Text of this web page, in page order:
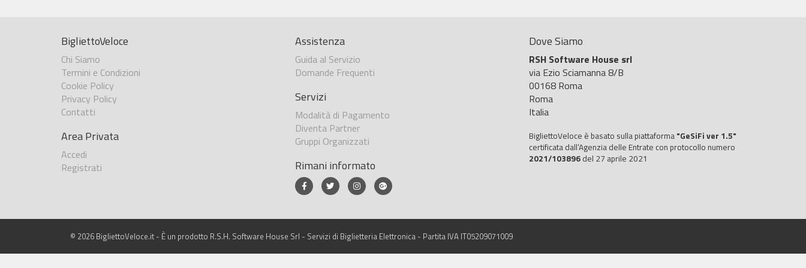
BigliettoVeloce
Chi Siamo
Termini e Condizioni
Cookie Policy
Privacy Policy
Contatti
Area Privata
Accedi
Registrati
Assistenza
Guida al Servizio
Domande Frequenti
Servizi
Modalità di Pagamento
Diventa Partner
Gruppi Organizzati
Rimani informato
Dove Siamo
RSH Software House srl
via Ezio Sciamanna 8/B
00168 Roma
Roma
Italia
BigliettoVeloce è basato sulla piattaforma "GeSiFi ver 1.5"
certificata dall’Agenzia delle Entrate con protocollo numero
2021/103896 del 27 aprile 2021
© 2026 BigliettoVeloce.it - È un prodotto R.S.H. Software House Srl - Servizi di Biglietteria Elettronica - Partita IVA IT05209071009